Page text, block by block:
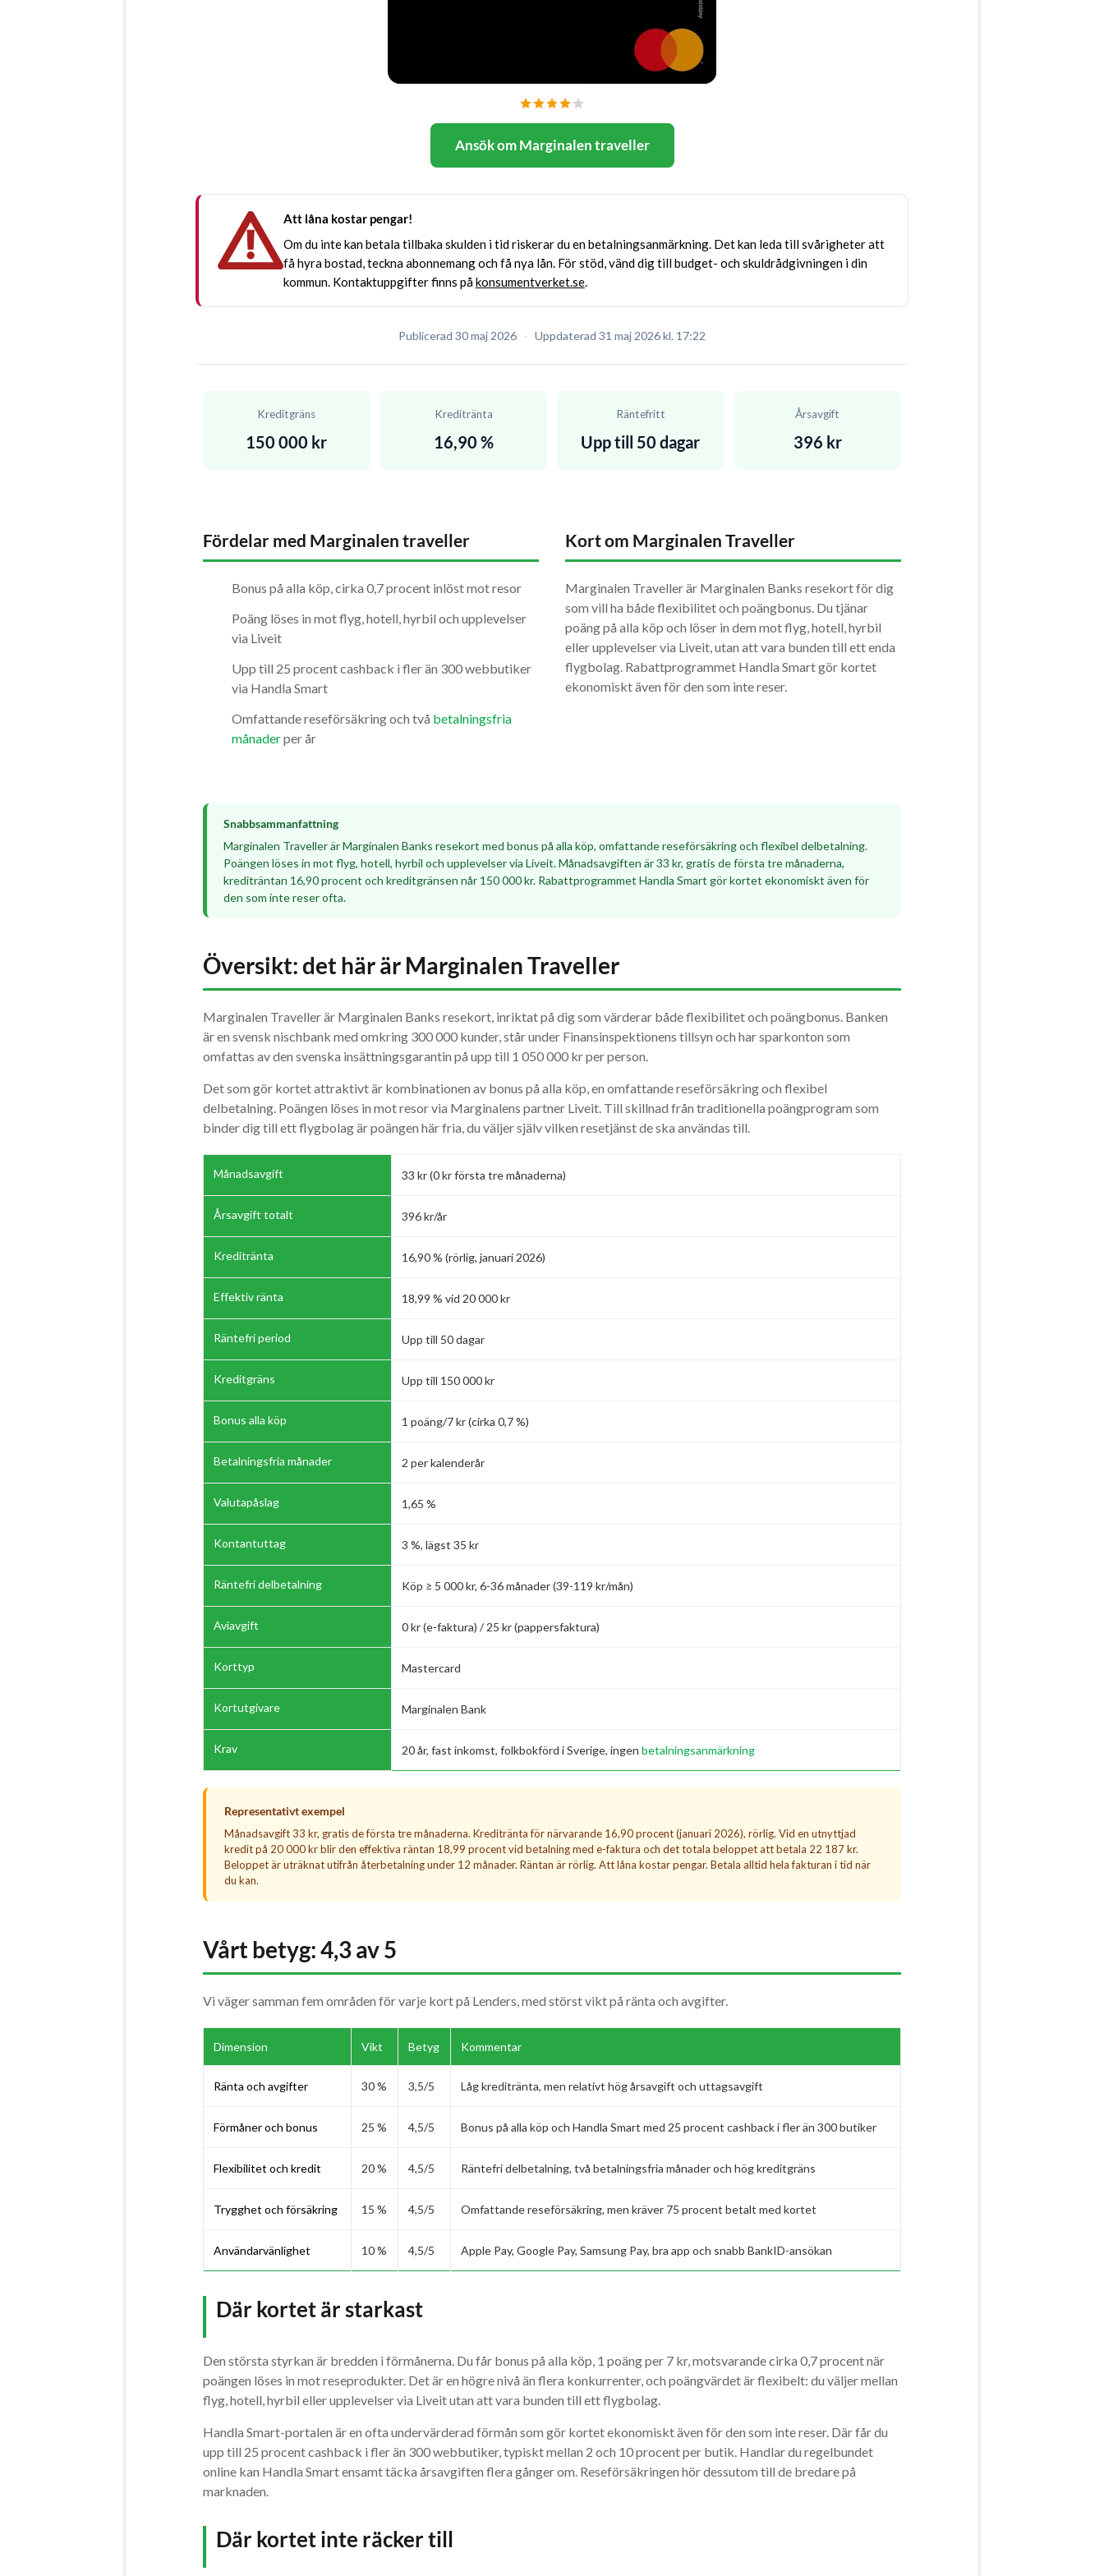
Ansök om Marginalen traveller
Att låna kostar pengar!
Om du inte kan betala tillbaka skulden i tid riskerar du en betalningsanmärkning. Det kan leda till svårigheter att
få hyra bostad, teckna abonnemang och få nya lån. För stöd, vänd dig till budget- och skuldrådgivningen i din
kommun. Kontaktuppgifter finns påkonsumentverket.se.
Publicerad 30 maj 2026 · Uppdaterad 31 maj 2026kl. 17:22
Kreditgräns
150 000 kr
Kreditränta
16,90 %
Räntefritt
Upp till 50 dagar
Årsavgift
396 kr
Fördelar med Marginalen traveller
Bonus på alla köp, cirka 0,7 procent inlöst mot resor
Poäng löses in mot flyg, hotell, hyrbil och upplevelser
via Liveit
Upp till 25 procent cashback i fler än 300 webbutiker
via Handla Smart
Omfattande reseförsäkring och två betalningsfria
månaderper år
Kort om Marginalen Traveller
Marginalen Traveller är Marginalen Banks resekort för dig
som vill ha både flexibilitet och poängbonus. Du tjänar
poäng på alla köp och löser in dem mot flyg, hotell, hyrbil
eller upplevelser via Liveit, utan att vara bunden till ett enda
flygbolag. Rabattprogrammet Handla Smart gör kortet
ekonomiskt även för den som inte reser.
Snabbsammanfattning
Marginalen Traveller är Marginalen Banks resekort med bonus på alla köp, omfattande reseförsäkring och flexibel delbetalning.
Poängen löses in mot flyg, hotell, hyrbil och upplevelser via Liveit. Månadsavgiften är 33 kr, gratis de första tre månaderna,
krediträntan 16,90 procent och kreditgränsen når 150 000 kr. Rabattprogrammet Handla Smart gör kortet ekonomiskt även för
den som inte reser ofta.
Översikt: det här är Marginalen Traveller
Marginalen Traveller är Marginalen Banks resekort, inriktat på dig som värderar både flexibilitet och poängbonus. Banken
är en svensk nischbank med omkring 300 000 kunder, står under Finansinspektionens tillsyn och har sparkonton som
omfattas av den svenska insättningsgarantin på upp till 1 050 000 kr per person.
Det som gör kortet attraktivt är kombinationen av bonus på alla köp, en omfattande reseförsäkring och flexibel
delbetalning. Poängen löses in mot resor via Marginalens partner Liveit. Till skillnad från traditionella poängprogram som
binder dig till ett flygbolag är poängen här fria, du väljer själv vilken resetjänst de ska användas till.
Månadsavgift 33 kr (0 kr första tre månaderna)
Årsavgift totalt 396 kr/år
Kreditränta 16,90 % (rörlig, januari 2026)
Effektiv ränta 18,99 % vid 20 000 kr
Räntefri period Upp till 50 dagar
Kreditgräns Upp till 150 000 kr
Bonus alla köp 1 poäng/7 kr (cirka 0,7 %)
Betalningsfria månader 2 per kalenderår
Valutapåslag 1,65 %
Kontantuttag 3 %, lägst 35 kr
Räntefri delbetalning Köp ≥ 5 000 kr, 6-36 månader (39-119 kr/mån)
Aviavgift 0 kr (e-faktura) / 25 kr (pappersfaktura)
Korttyp Mastercard
Kortutgivare Marginalen Bank
Krav 20 år, fast inkomst, folkbokförd i Sverige, ingen betalningsanmärkning
Representativt exempel
Månadsavgift 33 kr, gratis de första tre månaderna. Kreditränta för närvarande 16,90 procent (januari 2026), rörlig. Vid en utnyttjad
kredit på 20 000 kr blir den effektiva räntan 18,99 procent vid betalning med e-faktura och det totala beloppet att betala 22 187 kr.
Beloppet är uträknat utifrån återbetalning under 12 månader. Räntan är rörlig. Att låna kostar pengar. Betala alltid hela fakturan i tid när
du kan.
Vårt betyg: 4,3 av 5
Vi väger samman fem områden för varje kort på Lenders, med störst vikt på ränta och avgifter.
Dimension Vikt Betyg Kommentar
Ränta och avgifter 30 % 3,5/5 Låg kreditränta, men relativt hög årsavgift och uttagsavgift
Förmåner och bonus 25 % 4,5/5 Bonus på alla köp och Handla Smart med 25 procent cashback i fler än 300 butiker
Flexibilitet och kredit 20 % 4,5/5 Räntefri delbetalning, två betalningsfria månader och hög kreditgräns
Trygghet och försäkring 15 % 4,5/5 Omfattande reseförsäkring, men kräver 75 procent betalt med kortet
Användarvänlighet 10 % 4,5/5 Apple Pay, Google Pay, Samsung Pay, bra app och snabb BankID-ansökan
Där kortet är starkast
Den största styrkan är bredden i förmånerna. Du får bonus på alla köp, 1 poäng per 7 kr, motsvarande cirka 0,7 procent när
poängen löses in mot reseprodukter. Det är en högre nivå än flera konkurrenter, och poängvärdet är flexibelt: du väljer mellan
flyg, hotell, hyrbil eller upplevelser via Liveit utan att vara bunden till ett flygbolag.
Handla Smart-portalen är en ofta undervärderad förmån som gör kortet ekonomiskt även för den som inte reser. Där får du
upp till 25 procent cashback i fler än 300 webbutiker, typiskt mellan 2 och 10 procent per butik. Handlar du regelbundet
online kan Handla Smart ensamt täcka årsavgiften flera gånger om. Reseförsäkringen hör dessutom till de bredare på
marknaden.
Där kortet inte räcker till